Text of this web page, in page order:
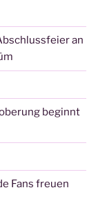
an
beginnt
Fans freuen